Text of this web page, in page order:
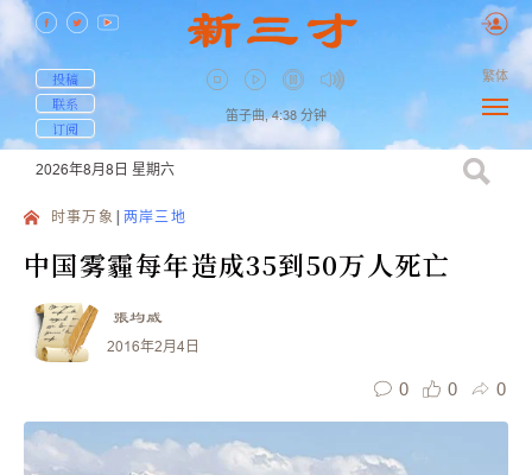
投稿
联系
订阅
笛子曲, 4:38 分钟
繁体
2026年8月8日 星期六
时事万象 两岸三地
中国雾霾每年造成35到50万人死亡
張均威
2016年2月4日
0 0 0